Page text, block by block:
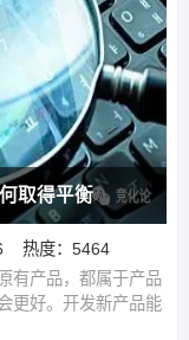
取得平衡
热度：5464
有产品，都属于产品
更好。开发新产品能